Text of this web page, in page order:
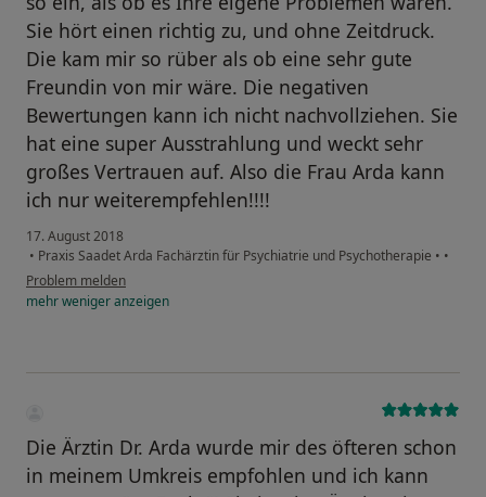
Sie hört einen richtig zu, und ohne Zeitdruck.
Die kam mir so rüber als ob eine sehr gute
Freundin von mir wäre. Die negativen
Bewertungen kann ich nicht nachvollziehen. Sie
hat eine super Ausstrahlung und weckt sehr
großes Vertrauen auf. Also die Frau Arda kann
ich nur weiterempfehlen!!!!
17. August 2018
• Praxis Saadet Arda Fachärztin für Psychiatrie und Psychotherapie • •
Problem melden
mehrwenigeranzeigen
Die Ärztin Dr. Arda wurde mir des öfteren schon
in meinem Umkreis empfohlen und ich kann